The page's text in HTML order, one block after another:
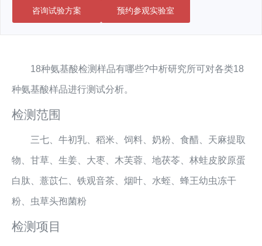
咨询试验方案 预约参观实验室
18种氨基酸检测样品有哪些?中析研究所可对各类18
种氨基酸样品进行测试分析。
检测范围
三七、牛初乳、稻米、饲料、奶粉、食醋、天麻提取
物、甘草、生姜、大枣、木芙蓉、地茯苓、林蛙皮胶原蛋
白肽、薏苡仁、铁观音茶、烟叶、水蛭、蜂王幼虫冻干
粉、虫草头孢菌粉
检测项目